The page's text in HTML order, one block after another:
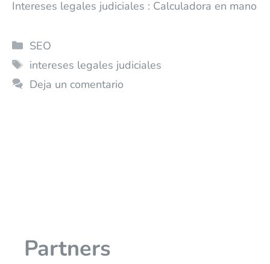
Intereses legales judiciales : Calculadora en mano
SEO
intereses legales judiciales
Deja un comentario
Partners